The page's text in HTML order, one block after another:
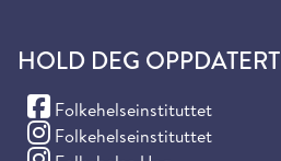
HOLD DEG OPPDATERT
Folkehelseinstituttet
(Facebook)
Folkehelseinstituttet
(Instagram)